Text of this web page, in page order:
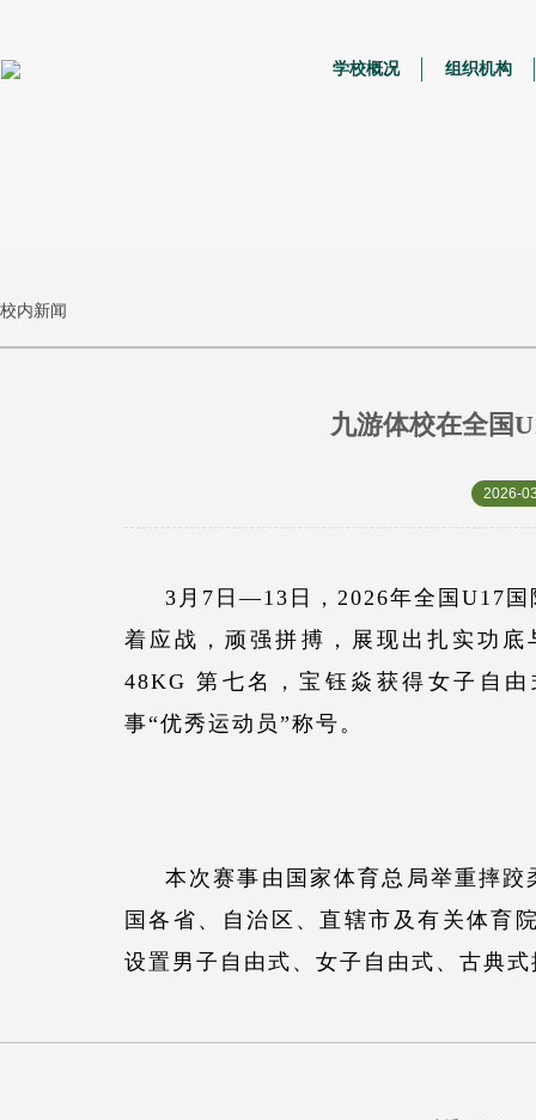
学校概况 组织机构
校内新闻
九游体校在全国
2026-
3月7日—13日，2026年全国U17
着应战，顽强拼搏 ， 展现出扎实功
48KG 第七名，宝钰焱获得女子自
事“优秀运动员”称号。
本次赛事由国家体育总局举重摔
国各省、自治区、直辖市及有关体育
设置男子自由式、女子自由式、古典